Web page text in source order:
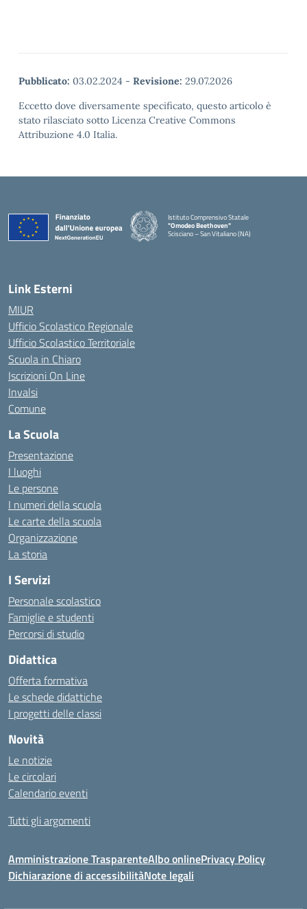
Pubblicato: 03.02.2024 - Revisione: 29.07.2026
Eccetto dove diversamente specificato, questo articolo è
stato rilasciato sotto Licenza Creative Commons
Attribuzione 4.0 Italia.
Istituto Comprensivo Statale
"Omodeo Beethoven"
Scisciano – San Vitaliano (NA)
Link Esterni
MIUR
Ufficio Scolastico Regionale
Ufficio Scolastico Territoriale
Scuola in Chiaro
Iscrizioni On Line
Invalsi
Comune
La Scuola
Presentazione
I luoghi
Le persone
I numeri della scuola
Le carte della scuola
Organizzazione
La storia
I Servizi
Personale scolastico
Famiglie e studenti
Percorsi di studio
Didattica
Offerta formativa
Le schede didattiche
I progetti delle classi
Novità
Le notizie
Le circolari
Calendario eventi
Tutti gli argomenti
Amministrazione TrasparenteAlbo onlinePrivacy Policy
Dichiarazione di accessibilitàNote legali